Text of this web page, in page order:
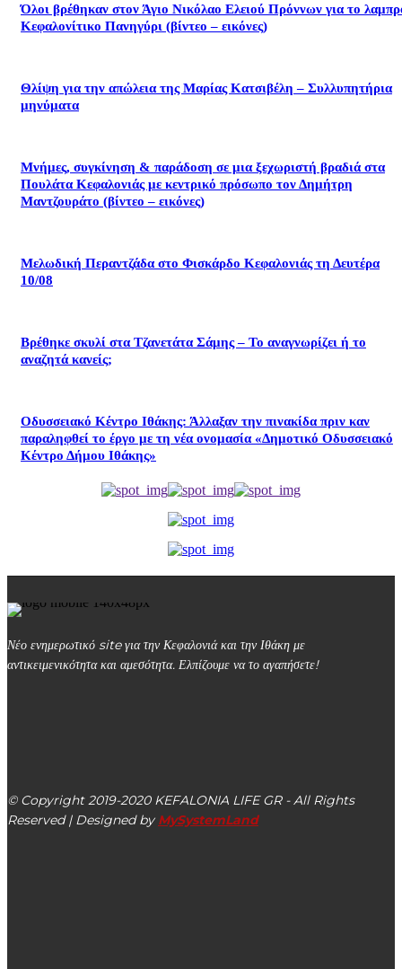
Όλοι βρέθηκαν στον Άγιο Νικόλαο Ελειού Πρόννων για το
Κεφαλονίτικο Πανηγύρι (βίντεο – εικόνες)
Θλίψη για την απώλεια της Μαρίας Κατσιβέλη – Συλλυπητήρια
μηνύματα
Μνήμες, συγκίνηση & παράδοση σε μια ξεχωριστή βραδιά στα
Πουλάτα Κεφαλονιάς με κεντρικό πρόσωπο τον Δημήτρη
Μαντζουράτο (βίντεο – εικόνες)
Μελωδική Περαντζάδα στο Φισκάρδο Κεφαλονιάς τη Δευτέρα
10/08
Βρέθηκε σκυλί στα Τζανετάτα Σάμης – Το αναγνωρίζει ή το
αναζητά κανείς;
Οδυσσειακό Κέντρο Ιθάκης: Άλλαξαν την πινακίδα πριν καν
παραληφθεί το έργο με τη νέα ονομασία «Δημοτικό Οδυσσειακό
Κέντρο Δήμου Ιθάκης»
Νέο ενημερωτικό site για την Κεφαλονιά και την Ιθάκη με
αντικειμενικότητα και αμεσότητα. Ελπίζουμε να το αγαπήσετε!
© Copyright 2019-2020 KEFALONIA LIFE GR - All Rights
Reserved | Designed by MySystemLand